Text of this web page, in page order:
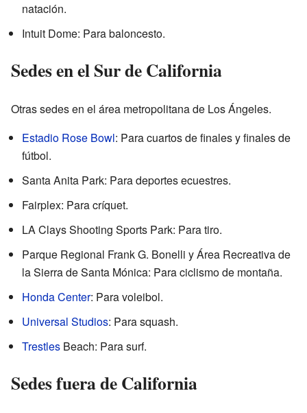
natación.
Intuit Dome: Para baloncesto.
Sedes en el Sur de California
Otras sedes en el área metropolitana de Los Ángeles.
Estadio Rose Bowl: Para cuartos de finales y finales de
fútbol.
Santa Anita Park: Para deportes ecuestres.
Fairplex: Para críquet.
LA Clays Shooting Sports Park: Para tiro.
Parque Regional Frank G. Bonelli y Área Recreativa de
la Sierra de Santa Mónica: Para ciclismo de montaña.
Honda Center: Para voleibol.
Universal Studios: Para squash.
Trestles Beach: Para surf.
Sedes fuera de California